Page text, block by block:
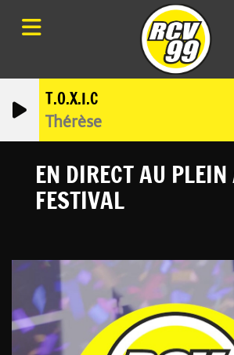
T.O.X.I.C
Thérèse
EN DIRECT AU
FESTIVAL